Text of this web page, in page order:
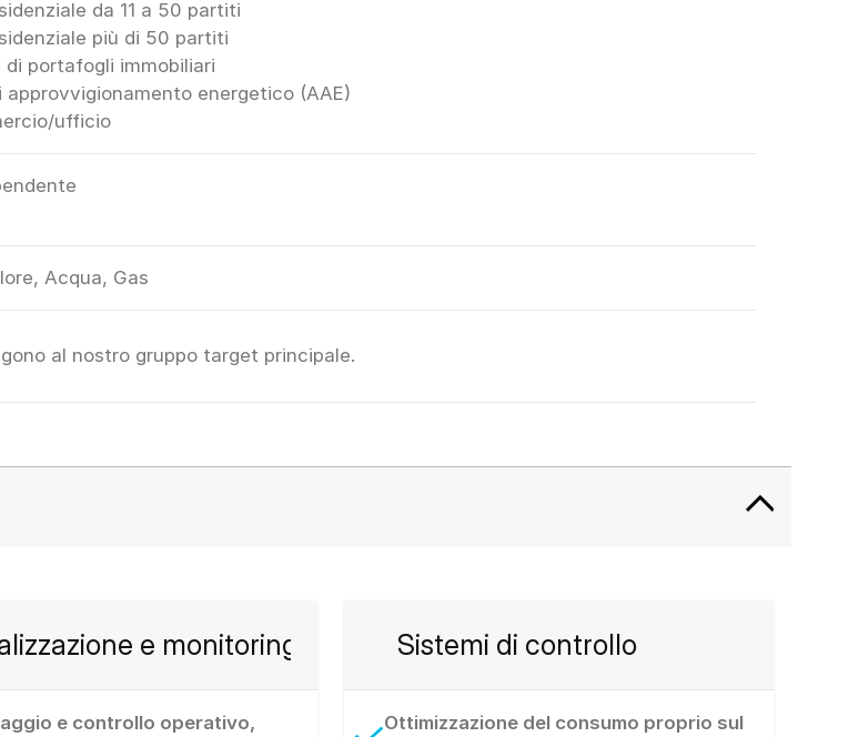
da 11 a 50 partiti
più di 50 partiti
di portafogli immobiliari
approvvigionamento energetico (AAE)
ufficio
Acqua, Gas
al nostro gruppo target principale.
e monitoring
e controllo operativo,
Sistemi di controllo
Ottimizzazione del consumo proprio sul